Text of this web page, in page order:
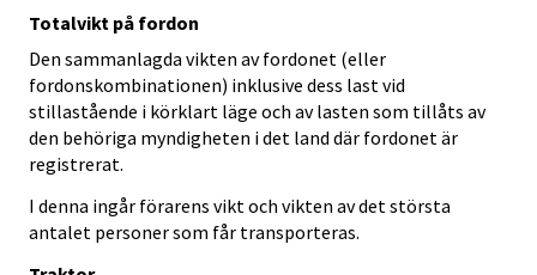
Totalvikt på fordon
Den sammanlagda vikten av fordonet (eller
fordonskombinationen) inklusive dess last vid
stillastående i körklart läge och av lasten som tillåts av
den behöriga myndigheten i det land där fordonet är
registrerat.
I denna ingår förarens vikt och vikten av det största
antalet personer som får transporteras.